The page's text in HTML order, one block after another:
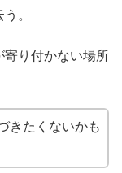
。
寄り付かない場所
きたくないかも